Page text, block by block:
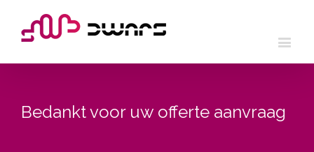
Bedankt voor uw offerte aanvraag